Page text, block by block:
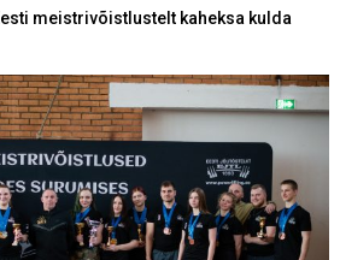
meistrivõistlustelt kaheksa kulda